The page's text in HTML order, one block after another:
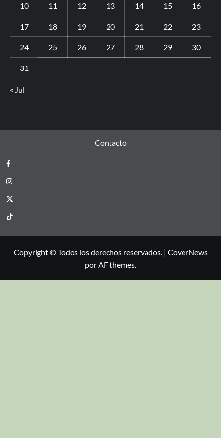
10 11 12 13 14 15 16
17 18 19 20 21 22 23
24 25 26 27 28 29 30
31
« Jul
Contacto
Copyright © Todos los derechos reservados. | CoverNews
por AF themes.